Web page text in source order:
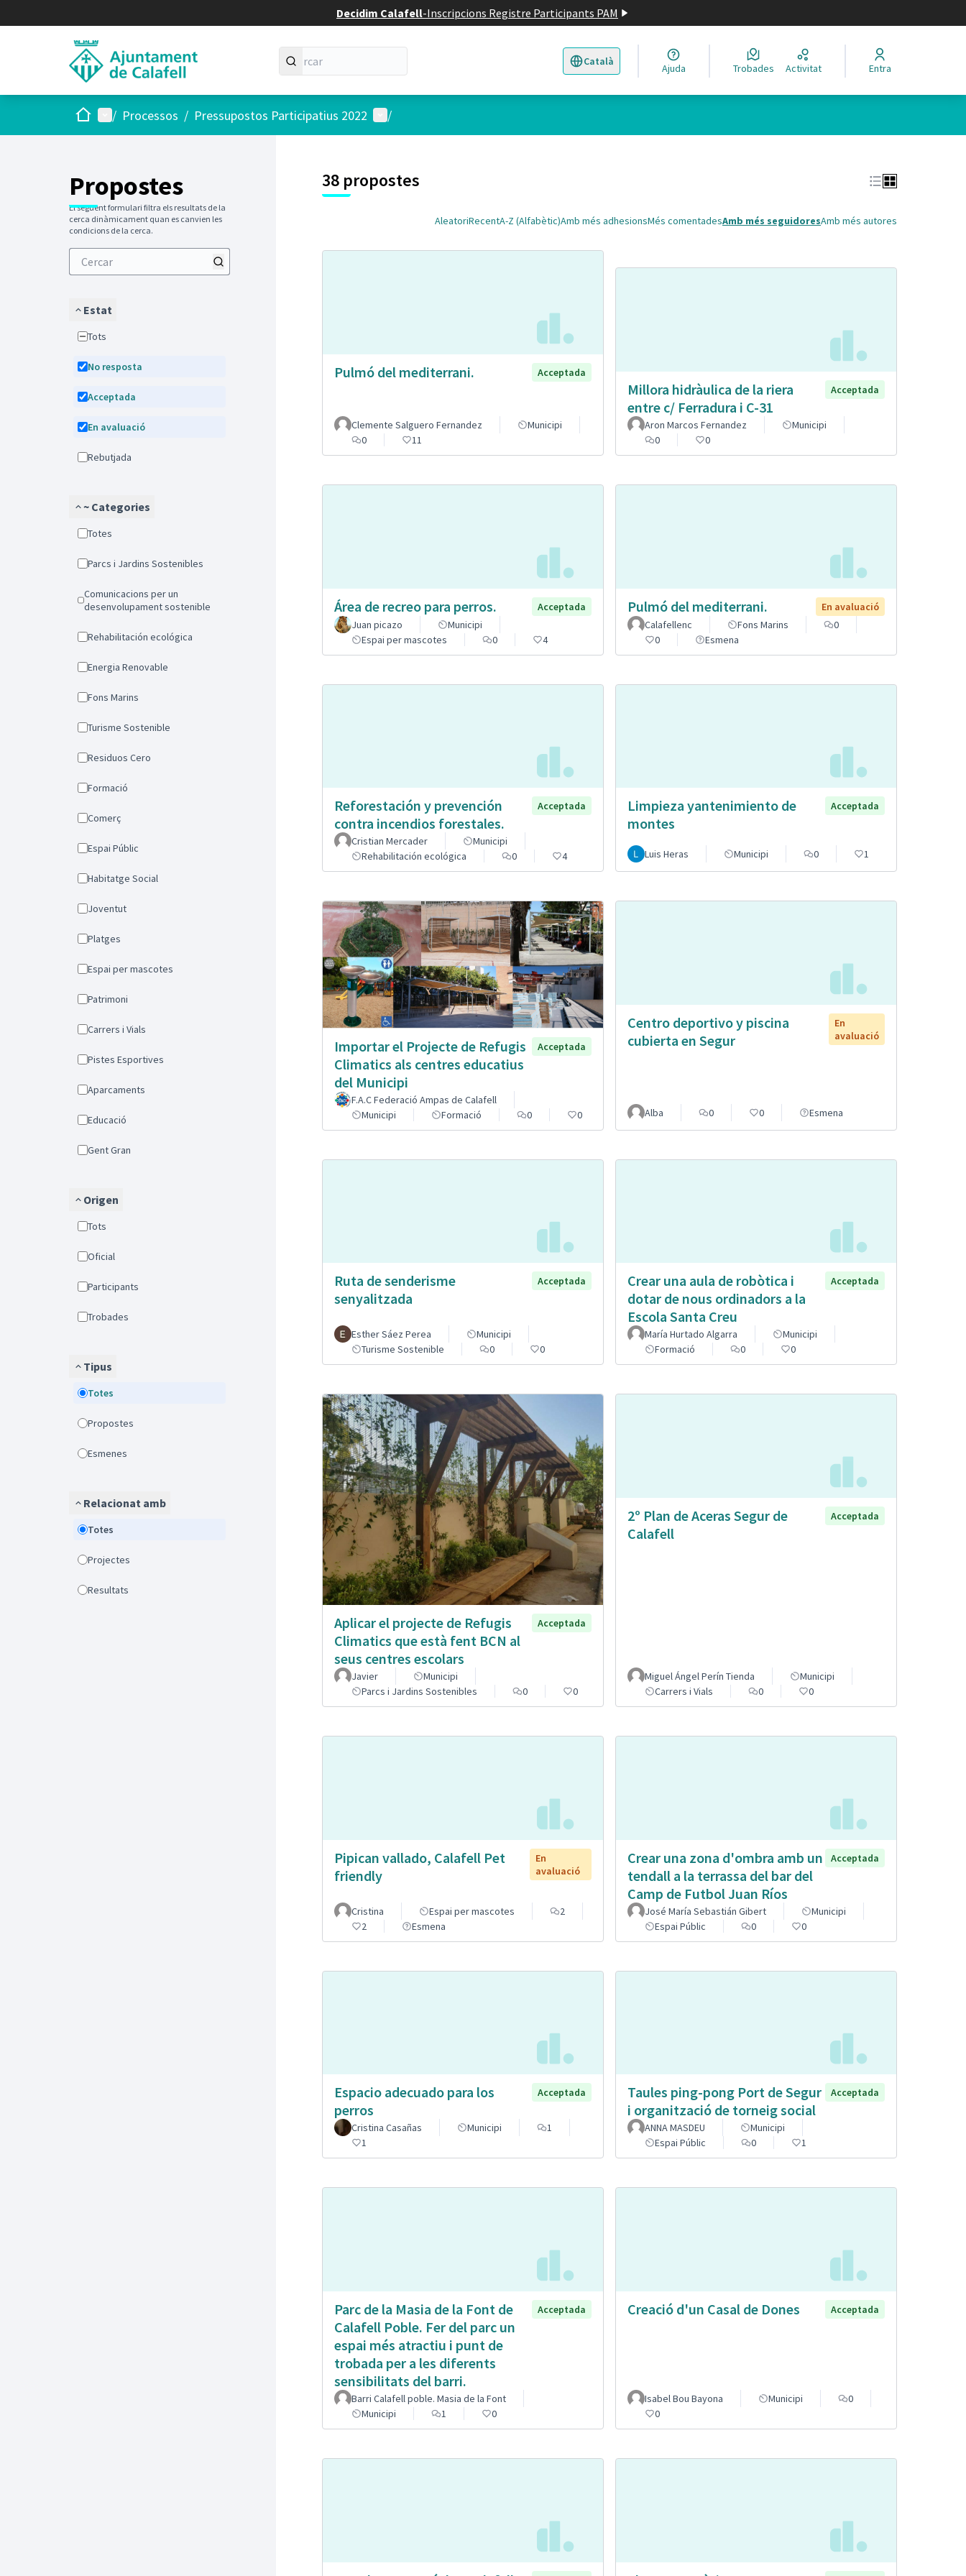
Decidim Calafell-Inscripcions Registre Participants PAM
Català
Triar la llengua Elegir el idioma
Ajuda Trobades Activitat Entra
Inici Menú principal
/ Processos / Pressupostos Participatius 2022 Menú d'usuari
/
Propostes
El següent formulari filtra els resultats de la
cerca dinàmicament quan es canvien les
condicions de la cerca.
Estat
Tots
No resposta
Acceptada
En avaluació
Rebutjada
~ Categories
Totes
Parcs i Jardins Sostenibles
Comunicacions per un
desenvolupament sostenible
Rehabilitación ecológica
Energia Renovable
Fons Marins
Turisme Sostenible
Residuos Cero
Formació
Comerç
Espai Públic
Habitatge Social
Joventut
Platges
Espai per mascotes
Patrimoni
Carrers i Vials
Pistes Esportives
Aparcaments
Educació
Gent Gran
Origen
Tots
Oficial
Participants
Trobades
Tipus
Totes
Propostes
Esmenes
Relacionat amb
Totes
Projectes
Resultats
38 propostes
AleatoriRecentA-Z (Alfabètic)Amb més adhesionsMés comentadesAmb més seguidoresAmb més autores
Pulmó del mediterrani. Acceptada
Clemente Salguero Fernandez
Municipi
0
11
Millora hidràulica de la riera
entre c/ Ferradura i C-31
Acceptada
Aron Marcos Fernandez
Municipi
0
0
Área de recreo para perros.
Acceptada
Juan picazo
Municipi
Espai per mascotes
0 4
Pulmó del mediterrani.
En avaluació
Calafellenc
Fons Marins
0
0
Esmena
Reforestación y prevención
contra incendios forestales.
Acceptada
Cristian Mercader
Municipi
Rehabilitación ecológica
0 4
Limpieza yantenimiento de
montes
Acceptada
Luis Heras Municipi 0 1
Importar el Projecte de Refugis
Climatics als centres educatius
del Municipi
Acceptada
F.A.C Federació Ampas de Calafell
Municipi
Formació 0 0
Centro deportivo y piscina
cubierta en Segur
En
avaluació
Alba 0 0 Esmena
Ruta de senderisme
senyalitzada
Acceptada
Esther Sáez Perea
Municipi
Turisme Sostenible
0 0
Crear una aula de robòtica i
dotar de nous ordinadors a la
Escola Santa Creu
Acceptada
María Hurtado Algarra
Municipi
Formació
0 0
Aplicar el projecte de Refugis
Climatics que està fent BCN al
seus centres escolars
Acceptada
Javier
Municipi
Parcs i Jardins Sostenibles
0 0
2º Plan de Aceras Segur de
Calafell
Acceptada
Miguel Ángel Perín Tienda
Municipi
Carrers i Vials
0 0
Pipican vallado, Calafell Pet
friendly
En
avaluació
Cristina Espai per mascotes
2
2
Esmena
Crear una zona d'ombra amb un
tendall a la terrassa del bar del
Camp de Futbol Juan Ríos
Acceptada
José María Sebastián Gibert
Municipi
Espai Públic
0 0
Espacio adecuado para los
perros
Acceptada
Cristina Casañas Municipi
1
1
Taules ping-pong Port de Segur
i organització de torneig social
Acceptada
ANNA MASDEU
Municipi
Espai Públic
0 1
Parc de la Masia de la Font de
Calafell Poble. Fer del parc un
espai més atractiu i punt de
trobada per a les diferents
sensibilitats del barri.
Acceptada
Barri Calafell poble. Masia de la Font
Municipi
1 0
Creació d'un Casal de Dones Acceptada
Isabel Bou Bayona Municipi
0
0